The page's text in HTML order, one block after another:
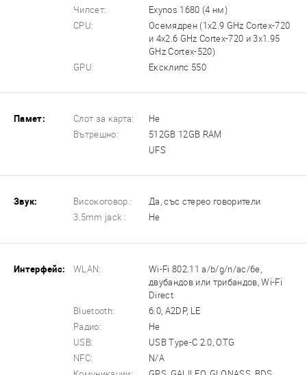
Чипсет:
Exynos 1680 (4 нм)
CPU:
Осемядрен (1x2.9 GHz Cortex-720
и 4x2.6 GHz Cortex-720 и 3x1.95
GHz Cortex-520)
GPU:
Ексклипс 550
Памет: Слот за карта:
Не
Вътрешно:
512GB 12GB RAM
UFS
Звук: Високоговор.:
Да, със стерео говорители
3.5mm jack :
Не
Интерфейс: WLAN:
Wi-Fi 802.11 a/b/g/n/ac/6e,
двубандов или трибандов, Wi-Fi
Direct
Bluetooth:
6.0, A2DP, LE
Радио:
Не
USB:
USB Type-C 2.0, OTG
NFC:
N/A